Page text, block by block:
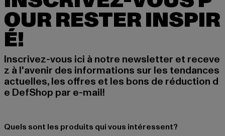
OUR RESTER INSPIR
É!
Inscrivez-vous ici à notre newsletter et receve
z à l'avenir des informations sur les tendances
actuelles, les offres et les bons de réduction d
e DefShop par e-mail!
Quels sont les produits qui vous intéressent?